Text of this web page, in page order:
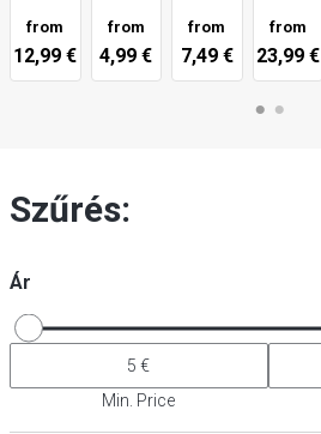
from
12,99 €
from
4,99 €
from
7,49 €
from
23,99 €
Szűrés:
Ár
Min. Price